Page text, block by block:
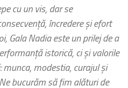
cu un vis, dar se
încredere și efort
Gala Nadia este un prilej de a
istorică, ci și valorile
munca, modestia, curajul și
bucurăm să fim alături de